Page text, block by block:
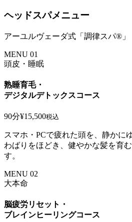
ヘッドスパメニュー
アーユルヴェーダ式「調律スパ®」
MENU 01
頭皮・睡眠
熟睡育毛・
デジタルデトックスコース
90分¥15,500税込
スマホ・PCで疲れた頭を、静かに
わばりをほどき、健やかな髪を育
す。
MENU 02
大本命
脳疲労リセット・
ブレインヒーリングコース